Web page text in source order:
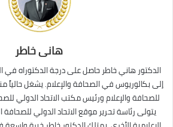
هانى خاطر
الدكتور هاني خاطر حاصل على درجة الدكتوراه في
إلى بكالوريوس في الصحافة والإعلام. يشغل
للصحافة والإعلام ورئيس مكتب الاتحاد الدولي
يتولى رئاسة تحرير موقع الاتحاد الدولي